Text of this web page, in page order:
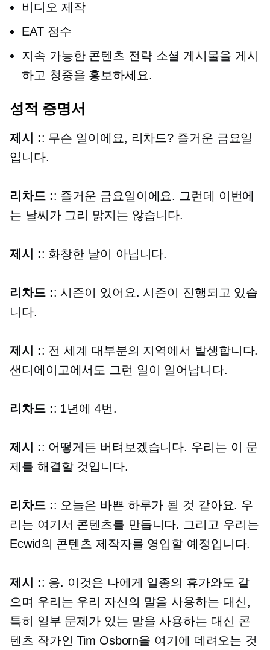
비디오 제작
EAT 점수
지속 가능한 콘텐츠 전략 소셜 게시물을 게시
하고 청중을 홍보하세요.
성적 증명서
제시 :: 무슨 일이에요, 리차드? 즐거운 금요일
입니다.
리차드 :: 즐거운 금요일이에요. 그런데 이번에
는 날씨가 그리 맑지는 않습니다.
제시 :: 화창한 날이 아닙니다.
리차드 :: 시즌이 있어요. 시즌이 진행되고 있습
니다.
제시 :: 전 세계 대부분의 지역에서 발생합니다.
샌디에이고에서도 그런 일이 일어납니다.
리차드 :: 1년에 4번.
제시 :: 어떻게든 버텨보겠습니다. 우리는 이 문
제를 해결할 것입니다.
리차드 :: 오늘은 바쁜 하루가 될 것 같아요. 우
리는 여기서 콘텐츠를 만듭니다. 그리고 우리는
Ecwid의 콘텐츠 제작자를 영입할 예정입니다.
제시 :: 응. 이것은 나에게 일종의 휴가와도 같
으며 우리는 우리 자신의 말을 사용하는 대신,
특히 일부 문제가 있는 말을 사용하는 대신 콘
텐츠 작가인 Tim Osborn을 여기에 데려오는 것